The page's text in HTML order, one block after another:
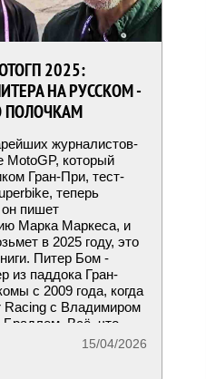
2025:
НА РУССКОМ -
ПОЛОЧКАМ
журналистов-
MotoGP, который
Гран-При, тест-
теперь
он пишет
Марка Маркеса, и
в 2025 году, это
Питер Бом -
из паддока Гран-
с 2009 года, когда
Racing с Владимиром
Всё, что
слушать. Поэтому,
этого блога мы
15/04/2026